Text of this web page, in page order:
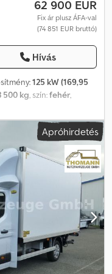
62 900 EUR
Fix ár plusz ÁFA-val
(74 851 EUR bruttó)
Hívás
125 kW (169,95
500 kg, szín:fehér,
2 200 mm,
ABS, elektronikus
központi zár,
Új Modell 2025! *
* Klímaberendezés *
multimédiás rendszer *
* Apple Car Play *
* Tolatóradar hátul *
Közlekedési tábla
* Fűthető szélvédő *
* Vészfékezés-
* Extra
Apróhirdetés